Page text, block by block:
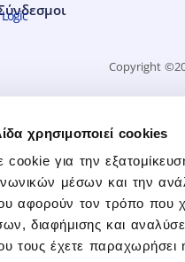
χρησιμοποιεί cookies
cookie για την
μέσων και την
αφορούν τον τρόπο που
διαφήμισης και
τους έχετε παραχωρήσει
Copyright